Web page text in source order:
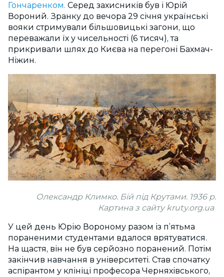
Гончаренком. Серед захисників був і Юрій
Вороний. Зранку до вечора 29 січня українські
вояки стримували більшовицькі загони, що
переважали їх у чисельності (6 тисяч), та
прикривали шлях до Києва на перегоні Бахмач-
Ніжин.
Олександр Климко. Бій під Крутами. 1936 р.
Картина з сайтуkruty.org.ua
У цей день Юрію Вороному разом із п’ятьма
пораненими студентами вдалося врятуватися.
На щастя, він не був серйозно поранений. Потім
закінчив навчання в університеті. Став спочатку
аспірантом у клініці професора Черняхівського,